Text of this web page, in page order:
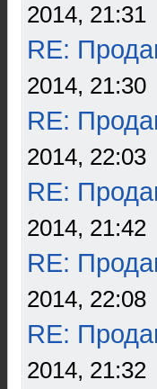
2014, 21:31
RE:
2014, 21:30
RE:
2014, 22:03
RE:
2014, 21:42
RE:
2014, 22:08
RE:
2014, 21:32